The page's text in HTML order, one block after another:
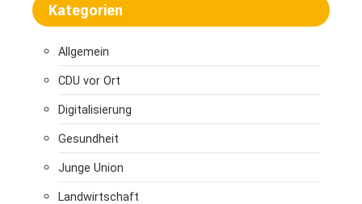
Kategorien
Allgemein
CDU vor Ort
Digitalisierung
Gesundheit
Junge Union
Landwirtschaft